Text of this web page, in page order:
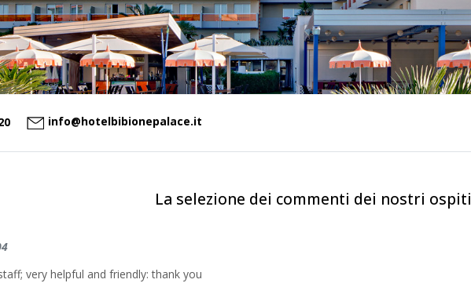
info@hotelbibionepalace.it
La selezione dei commenti dei nostri ospiti
very helpful and friendly: thank you